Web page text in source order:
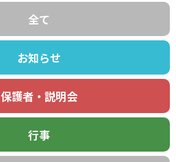
全て
お知らせ
保護者・説明会
行事